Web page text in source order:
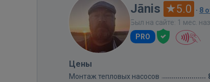
Jānis 5.0 · 8
Был на сайте: 1 мес.
PRO
Цены
Монтаж тепловых насосов